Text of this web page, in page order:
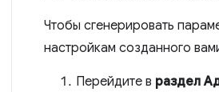
Чтобы сгенерировать
настройкам созданного
Перейдите в раздел